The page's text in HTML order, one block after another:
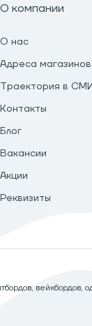
О компании
О нас
Адреса магазинов
Траектория в
Контакты
Блог
Вакансии
Акции
Реквизиты
вейкбордов,